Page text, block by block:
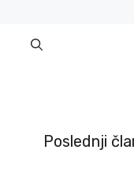
Poslednji